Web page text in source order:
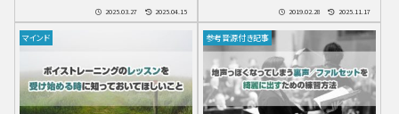
2025.03.27 2025.04.15 2019.02.28 2025.11.17
マインド 参考音源付き記事